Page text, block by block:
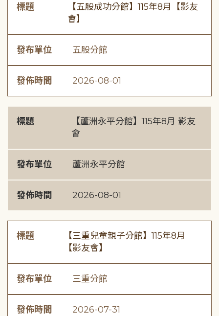
標題
【五股成功分館】115年8月【影友
會】
發布單位 五股分館
發佈時間 2026-08-01
標題
【蘆洲永平分館】115年8月 影友
會
發布單位 蘆洲永平分館
發佈時間 2026-08-01
標題
【三重兒童親子分館】115年8月
【影友會】
發布單位 三重分館
發佈時間 2026-07-31